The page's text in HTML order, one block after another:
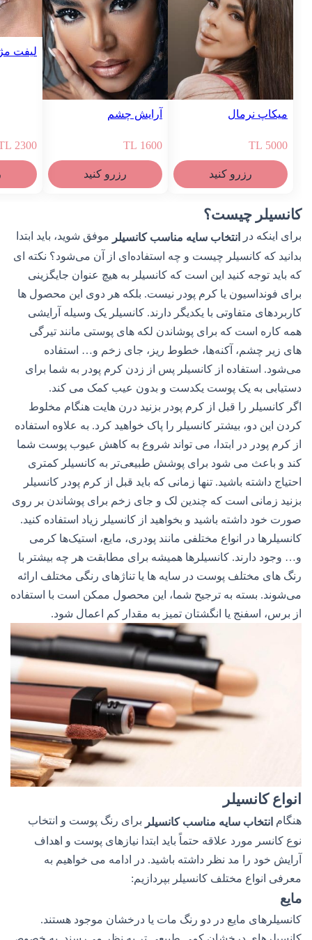
میکاپ نرمال
5000
TL
رزرو کنید
آرایش چشم
1600
TL
رزرو کنید
لیفت
2300
TL
کانسیلر چیست؟
برای اینکه درانتخاب سایه مناسب کانسیلرموفق شوید، باید ابتدا
بدانید که کانسیلر چیست و چه استفاده‌ای از آن می‌شود؟ نکته ای
که باید توجه کنید این است که کانسیلر به هیچ عنوان جایگزینی
برای فونداسیون یا کرم پودر نیست. بلکه هر دوی این محصول ها
کاربردهای متفاوتی با یکدیگر دارند. کانسیلر یک وسیله آرایشی
همه کاره است که برای پوشاندن لکه های پوستی مانند تیرگی
های زیر چشم، آکنه‌ها، خطوط ریز، جای زخم و… استفاده
می‌شود. استفاده از کانسیلر پس از زدن کرم پودر به شما برای
دستیابی به یک پوست یکدست و بدون عیب کمک می کند.
اگر کانسیلر را قبل از کرم پودر بزنید درن هایت هنگام مخلوط
کردن این دو، بیشتر کانسیلر را پاک خواهید کرد. به علاوه استفاده
از کرم پودر در ابتدا، می تواند شروع به کاهش عیوب پوست شما
کند و باعث می شود برای پوشش طبیعی‌تر به کانسیلر کمتری
احتیاج داشته باشید. تنها زمانی که باید قبل از کرم پودر کانسیلر
بزنید زمانی است که چندین لک و جای زخم برای پوشاندن بر روی
صورت خود داشته باشید و بخواهید از کانسیلر زیاد استفاده کنید.
کانسیلرها در انواع مختلفی مانند پودری، مایع، استیک‌ها کرمی
و… وجود دارند. کانسیلرها همیشه برای مطابقت هر چه بیشتر با
رنگ های مختلف پوست در سایه ها یا تناژهای رنگی مختلف ارائه
می‌شوند. بسته به ترجیح شما، این محصول ممکن است با استفاده
از برس، اسفنج یا انگشتان تمیز به مقدار کم اعمال شود.
انواع کانسیلر
هنگامانتخاب سایه مناسب کانسیلربرای رنگ پوست و انتخاب
نوع کانسر مورد علاقه حتماً باید ابتدا نیازهای پوست و اهداف
آرایش خود را مد نظر داشته باشید. در ادامه می خواهیم به
معرفی انواع مختلف کانسیلر بپردازیم:
مایع
کانسیلرهای مایع در دو رنگ مات یا درخشان موجود هستند.